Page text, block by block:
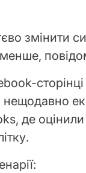
змінити
менше,
нещодавно
де оцінили